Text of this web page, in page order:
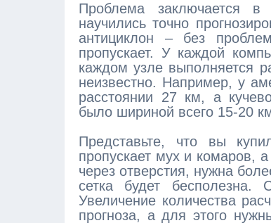
Проблема заключается
научились точно
антициклон – без
пропускает. У каждой
каждом узле выполняется
неизвестно. Например, у
расстоянии 27 км, а
было шириной всего 15-20
Представьте, что вы
пропускает мух и комаров,
через отверстия, нужна
сетка будет бесполезна.
Увеличение количества
прогноза, а для этого